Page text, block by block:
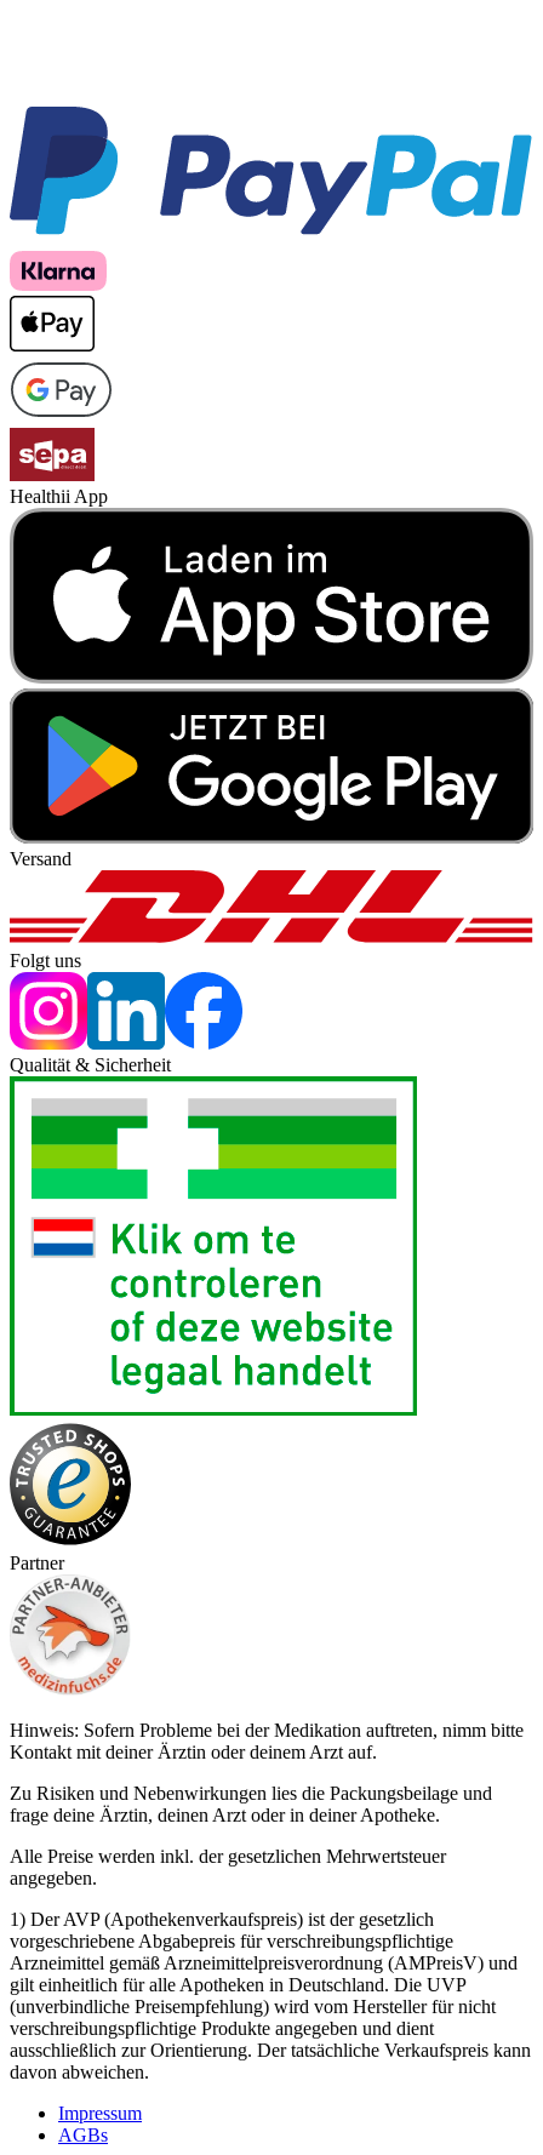
Healthii App
Versand
Folgt uns
Qualität & Sicherheit
Partner
Hinweis: Sofern Probleme bei der Medikation auftreten, nimm bitte
Kontakt mit deiner Ärztin oder deinem Arzt auf.
Zu Risiken und Nebenwirkungen lies die Packungsbeilage und
frage deine Ärztin, deinen Arzt oder in deiner Apotheke.
Alle Preise werden inkl. der gesetzlichen Mehrwertsteuer
angegeben.
1) Der AVP (Apothekenverkaufspreis) ist der gesetzlich
vorgeschriebene Abgabepreis für verschreibungspflichtige
Arzneimittel gemäß Arzneimittelpreisverordnung (AMPreisV) und
gilt einheitlich für alle Apotheken in Deutschland. Die UVP
(unverbindliche Preisempfehlung) wird vom Hersteller für nicht
verschreibungspflichtige Produkte angegeben und dient
ausschließlich zur Orientierung. Der tatsächliche Verkaufspreis kann
davon abweichen.
Impressum
AGBs